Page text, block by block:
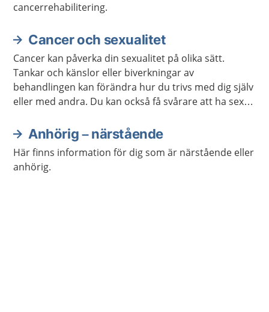
cancerrehabilitering.
Cancer och sexualitet
Cancer kan påverka din sexualitet på olika sätt.
Tankar och känslor eller biverkningar av
behandlingen kan förändra hur du trivs med dig själv
eller med andra. Du kan också få svårare att ha sex
lusten och förmågan att ha sex.
Anhörig – närstående
Här finns information för dig som är närstående eller
anhörig.